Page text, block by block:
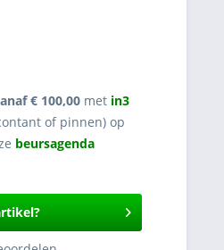
€ 100,00 met in3
of pinnen) op
beursagenda